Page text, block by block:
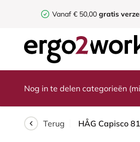
Vanaf € 50,00 gratis
Nog in te delen categorieën
Terug